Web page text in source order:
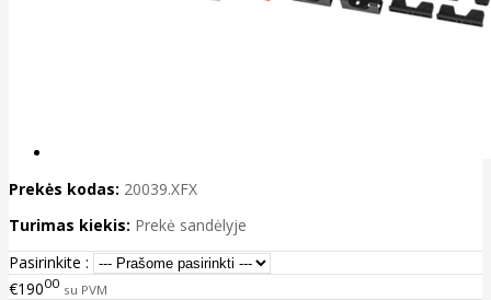
Prekės kodas: 20039.XFX
Turimas kiekis: Prekė sandėlyje
Pasirinkite :
€19000 su PVM